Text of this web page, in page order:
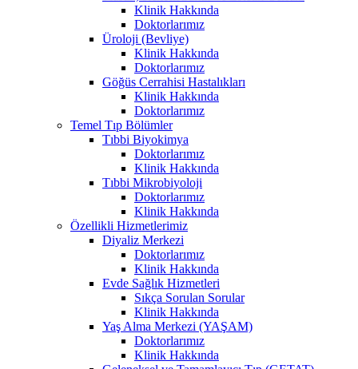
Klinik Hakkında
Doktorlarımız
Üroloji (Bevliye)
Klinik Hakkında
Doktorlarımız
Göğüs Cerrahisi Hastalıkları
Klinik Hakkında
Doktorlarımız
Temel Tıp Bölümler
Tıbbi Biyokimya
Doktorlarımız
Klinik Hakkında
Tıbbi Mikrobiyoloji
Doktorlarımız
Klinik Hakkında
Özellikli Hizmetlerimiz
Diyaliz Merkezi
Doktorlarımız
Klinik Hakkında
Evde Sağlık Hizmetleri
Sıkça Sorulan Sorular
Klinik Hakkında
Yaş Alma Merkezi (YAŞAM)
Doktorlarımız
Klinik Hakkında